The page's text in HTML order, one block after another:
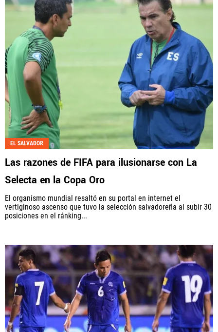
EL SALVADOR
Las razones de FIFA para ilusionarse con La
Selecta en la Copa Oro
El organismo mundial resaltó en su portal en internet el
vertiginoso ascenso que tuvo la selección salvadoreña al subir 30
posiciones en el ránking...